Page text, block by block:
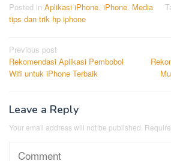
Posted in Aplikasi iPhone, iPhone, Media
tips dan trik hp iphone
Post
navigation
Previous post
Rekomendasi Aplikasi Pembobol
Wifi untuk iPhone Terbaik
Leave a Reply
Your email address will not be published.